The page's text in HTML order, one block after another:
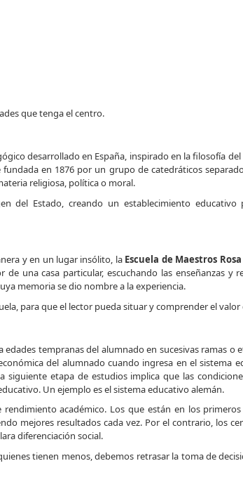
que tenga el centro.
desarrollado en España, inspirado en la filosofía
en 1876 por un grupo de catedráticos
religiosa, política o moral.
del Estado, creando un establecimiento
y en un lugar insólito, la Escuela de Maestros
una casa particular, escuchando las enseñanzas
memoria se dio nombre a la experiencia.
para que el lector pueda situar y comprender el valor
tempranas del alumnado en sucesivas ramas
del alumnado cuando ingresa en el sistema
etapa de estudios implica que las
Un ejemplo es el sistema educativo alemán.
académico. Los que están en los
mejores resultados cada vez. Por el contrario, los
diferenciación social.
tienen menos, debemos retrasar la toma de